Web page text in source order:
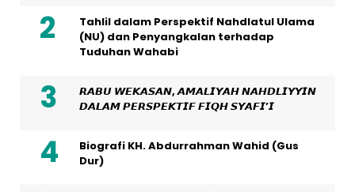
Tahlil dalam Perspektif Nahdlatul Ulama
(NU) dan Penyangkalan terhadap
Tuduhan Wahabi
𝙍𝘼𝘽𝙐 𝙒𝙀𝙆𝘼𝙎𝘼𝙉, 𝘼𝙈𝘼𝙇𝙄𝙔𝘼𝙃 𝙉𝘼𝙃𝘿𝙇𝙄𝙔𝙔𝙄𝙉
𝘿𝘼𝙇𝘼𝙈 𝙋𝙀𝙍𝙎𝙋𝙀𝙆𝙏𝙄𝙁 𝙁𝙄𝙌𝙃 𝙎𝙔𝘼𝙁𝙄’𝙄
Biografi KH. Abdurrahman Wahid (Gus
Dur)